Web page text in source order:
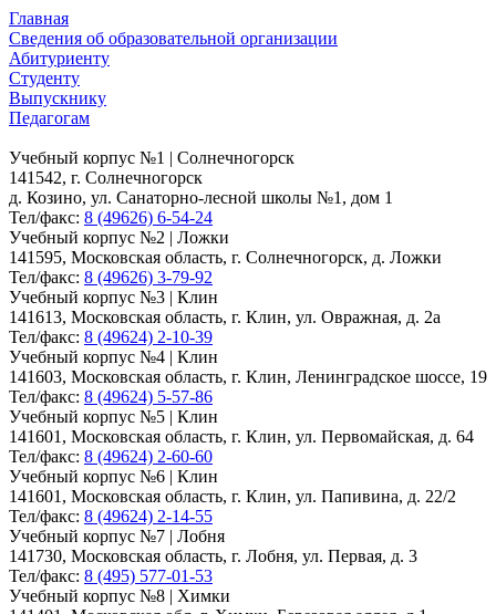
Главная
Сведения об образовательной организации
Абитуриенту
Студенту
Выпускнику
Педагогам
Учебный корпус №1 | Солнечногорск
141542, г. Солнечногорск
д. Козино, ул. Санаторно-лесной школы №1, дом 1
Тел/факс: 8 (49626) 6-54-24
Учебный корпус №2 | Ложки
141595, Московская область, г. Солнечногорск, д. Ложки
Тел/факс: 8 (49626) 3-79-92
Учебный корпус №3 | Клин
141613, Московская область, г. Клин, ул. Овражная, д. 2а
Тел/факс: 8 (49624) 2-10-39
Учебный корпус №4 | Клин
141603, Московская область, г. Клин, Ленинградское шоссе, 19
Тел/факс: 8 (49624) 5-57-86
Учебный корпус №5 | Клин
141601, Московская область, г. Клин, ул. Первомайская, д. 64
Тел/факс: 8 (49624) 2-60-60
Учебный корпус №6 | Клин
141601, Московская область, г. Клин, ул. Папивина, д. 22/2
Тел/факс: 8 (49624) 2-14-55
Учебный корпус №7 | Лобня
141730, Московская область, г. Лобня, ул. Первая, д. 3
Тел/факс: 8 (495) 577-01-53
Учебный корпус №8 | Химки